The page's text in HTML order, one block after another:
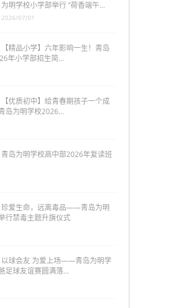
为明学校小学部举行 “荷香端午…
2026/07/01
【精品小学】六年影响一生！青岛
为明学校2026年小学部招生简…
【优质初中】给青春期孩子一个成
功的教育！青岛为明学校2026…
青岛为明学校高中部2026年复读班
珍爱生命，远离毒品——青岛为明
学校小学部举行禁毒主题升旗仪式
以球会友 为爱上场——青岛为明学
校小学部爸爸足球友谊赛圆满落…